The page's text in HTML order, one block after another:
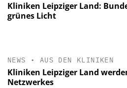
Kliniken Leipziger Land:
grünes Licht
NEWS • AUS DEN KLINIKEN
Kliniken Leipziger Land
Netzwerkes